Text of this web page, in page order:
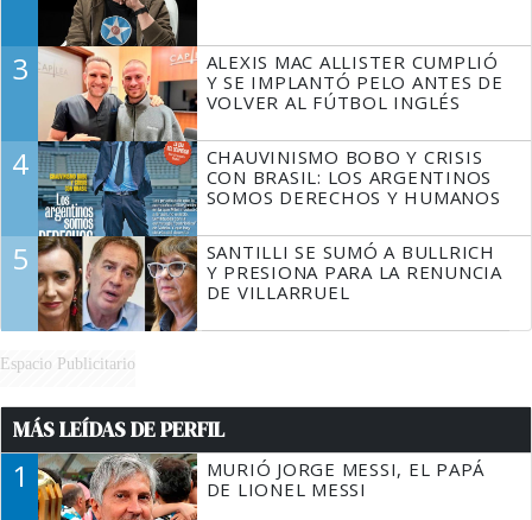
3
ALEXIS MAC ALLISTER CUMPLIÓ
Y SE IMPLANTÓ PELO ANTES DE
VOLVER AL FÚTBOL INGLÉS
4
CHAUVINISMO BOBO Y CRISIS
CON BRASIL: LOS ARGENTINOS
SOMOS DERECHOS Y HUMANOS
5
SANTILLI SE SUMÓ A BULLRICH
Y PRESIONA PARA LA RENUNCIA
DE VILLARRUEL
Espacio Publicitario
MÁS LEÍDAS DE PERFIL
1
MURIÓ JORGE MESSI, EL PAPÁ
DE LIONEL MESSI